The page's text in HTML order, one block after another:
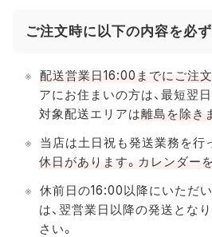
ご注文時に以下の内容を必
配送営業日16:00までにご注文
アにお住まいの方は、最短翌
対象配送エリアは離島を除き
当店は土日祝も発送業務を行
休日があります。カレンダー
休前日の16:00以降にいただ
は、翌営業日以降の発送とな
さい。